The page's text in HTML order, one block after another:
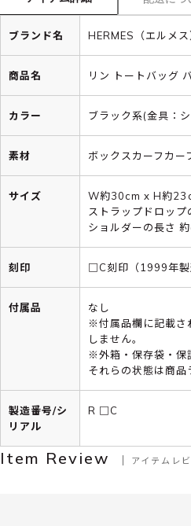
ブランド名 HERMES（エルメス
商品名 リン トートバッグ
カラー ブラック系(金具：
素材 ボックスカーフカー
サイズ
W約30cm x H約
ストラップドロッ
ショルダーの長さ
刻印 □C刻印（1999年製
付属品
なし
※付属品欄に記載さ
しません。
※外箱・保存袋・保
それらの状態は商品
製造番号/シ
リアル
R □C
Item Review アイテムレ